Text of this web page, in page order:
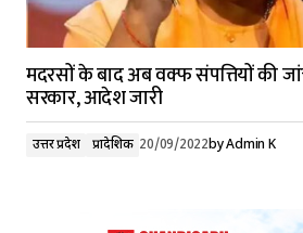
मदरसों के बाद अब वक्फ संपत्तियों की
सरकार, आदेश जारी
उत्तर प्रदेश प्रादेशिक 20/09/2022byAdmin K